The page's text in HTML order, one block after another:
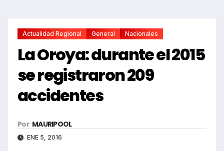
Actualidad Regional General Nacionales
La Oroya: durante el 2015
se registraron 209
accidentes
Por MAURIPOOL
ENE 5, 2016